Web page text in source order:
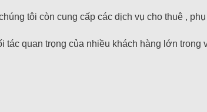
tôi còn cung cấp các dịch vụ cho thuê ,
tác quan trọng của nhiều khách hàng lớn trong